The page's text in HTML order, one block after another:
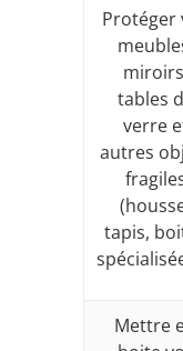
Protéger
tables
verre
autres
tapis,
Mettre